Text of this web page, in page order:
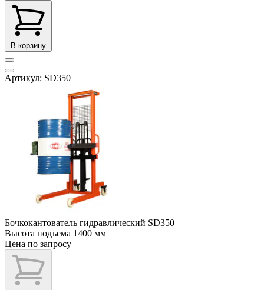
В корзину
Артикул: SD350
Бочкокантователь гидравлический SD350
Высота подъема 1400 мм
Цена по запросу